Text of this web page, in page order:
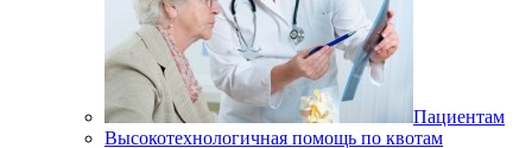
Пациентам
Высокотехнологичная помощь по квотам